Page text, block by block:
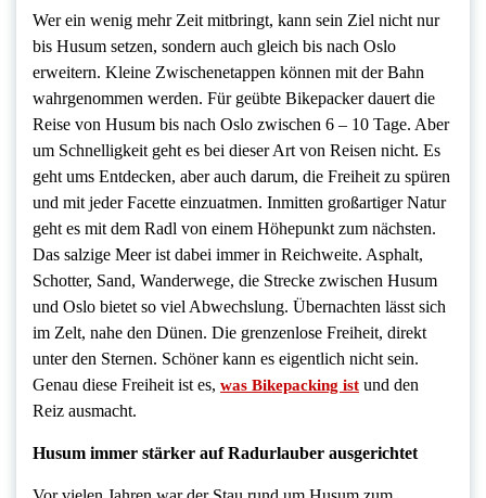
Wer ein wenig mehr Zeit mitbringt, kann sein Ziel nicht nur
bis Husum setzen, sondern auch gleich bis nach Oslo
erweitern. Kleine Zwischenetappen können mit der Bahn
wahrgenommen werden. Für geübte Bikepacker dauert die
Reise von Husum bis nach Oslo zwischen 6 – 10 Tage. Aber
um Schnelligkeit geht es bei dieser Art von Reisen nicht. Es
geht ums Entdecken, aber auch darum, die Freiheit zu spüren
und mit jeder Facette einzuatmen. Inmitten großartiger Natur
geht es mit dem Radl von einem Höhepunkt zum nächsten.
Das salzige Meer ist dabei immer in Reichweite. Asphalt,
Schotter, Sand, Wanderwege, die Strecke zwischen Husum
und Oslo bietet so viel Abwechslung. Übernachten lässt sich
im Zelt, nahe den Dünen. Die grenzenlose Freiheit, direkt
unter den Sternen. Schöner kann es eigentlich nicht sein.
Genau diese Freiheit ist es, was Bikepacking ist und den
Reiz ausmacht.
Husum immer stärker auf Radurlauber ausgerichtet